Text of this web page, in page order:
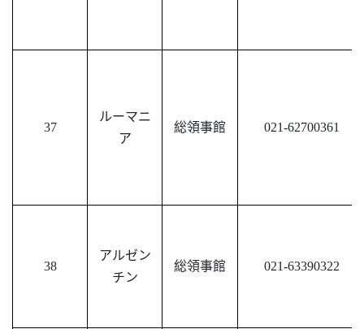
37
ルーマニ
ア
総領事館 021-62700361
38
アルゼン
チン
総領事館 021-63390322